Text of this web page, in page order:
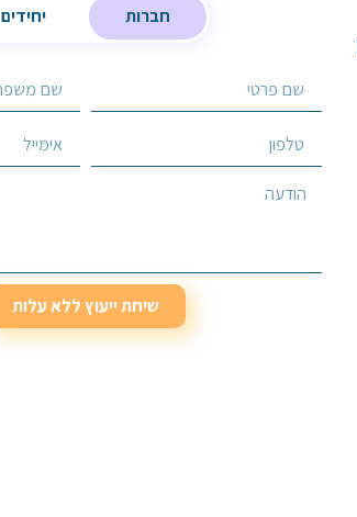
חברות יחידים
שיחת ייעוץ ללא עלות
בחר/י שירות מבוקש